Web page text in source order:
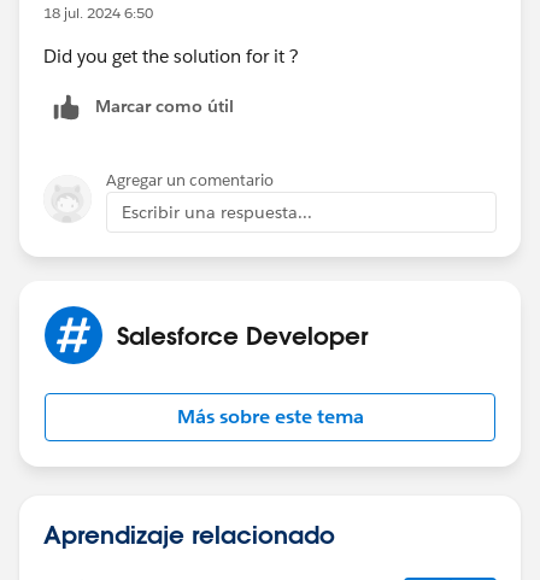
18 jul. 2024 6:50
Did you get the solution for it ?
Marcar como útil
Agregar un comentario
Escribir una respuesta...
Salesforce Developer
Más sobre este tema
Aprendizaje relacionado